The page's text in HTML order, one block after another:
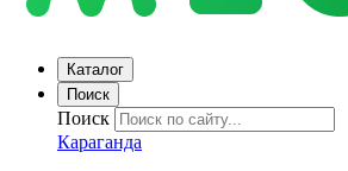
Каталог
Поиск
Поиск
Караганда